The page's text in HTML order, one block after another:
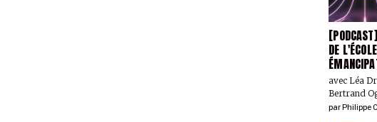
DE L'ÉCOLE
avec Léa
Bertrand
parPhilippe